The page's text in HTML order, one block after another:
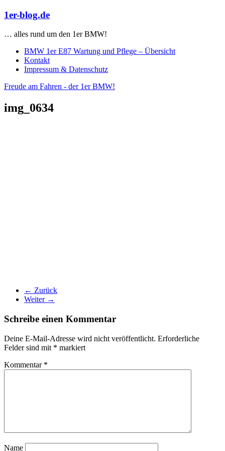
Zum
springen
1er-blog.de
… alles rund um den 1er BMW!
BMW 1er E87 Wartung und Pflege – Übersicht
Kontakt
Impressum & Datenschutz
Freude am Fahren - der 1er BMW!
img_0634
← Zurück
Weiter →
Schreibe einen Kommentar
Deine E-Mail-Adresse wird nicht veröffentlicht. Erforderliche
Felder sind mit * markiert
Kommentar *
Name